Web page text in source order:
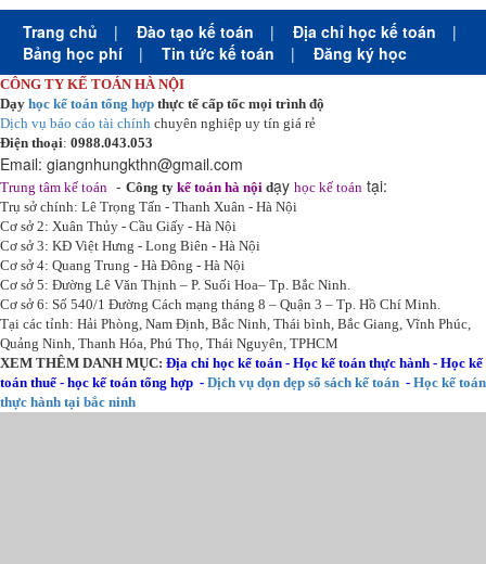
Trang chủ | Đào tạo kế toán | Địa chỉ học kế toán
|
Bảng học phí
| Tin tức kế toán | Đăng ký học
CÔNG TY KẾ TOÁN HÀ NỘI
Dạy học kế toán tổng hợp thực tế cấp tốc mọi trình độ
Dịch vụ báo cáo tài chính chuyên nghiệp uy tín giá rẻ
Điện thoại: 0988.043.053
Email: giangnhungkthn@gmail.com
Trung tâm kế toán - Công ty kế toán hà nội dạy học kế toán tại:
Trụ sở chính: Lê Trọng Tấn - Thanh Xuân - Hà Nội
Cơ sở 2: Xuân Thủy - Cầu Giấy - Hà Nội
Cơ sở 3: KĐ Việt Hưng - Long Biên - Hà Nội
Cơ sở 4: Quang Trung - Hà Đông - Hà Nội
Cơ sở 5: Đường Lê Văn Thịnh – P. Suối Hoa– Tp. Bắc Ninh.
Cơ sở 6: Số 540/1 Đường Cách mạng tháng 8 – Quận 3 – Tp. Hồ Chí Minh.
Tại các tỉnh: Hải Phòng, Nam Định, Bắc Ninh, Thái bình, Bắc Giang, Vĩnh Phúc,
Quảng Ninh, Thanh Hóa, Phú Thọ, Thái Nguyên, TPHCM
XEM THÊM DANH MỤC: Địa chỉ học kế toán - Học kế toán thực hành - Học kế
toán thuế- học kế toán tổng hợp - Dịch vụ dọn dẹp sổ sách kế toán - Học kế toán
thực hành tại bắc ninh